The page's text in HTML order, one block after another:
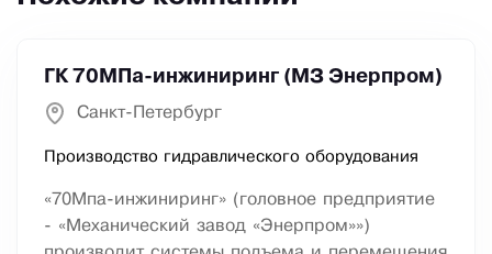
ГК 70МПа-инжиниринг (МЗ Энерпром)
Санкт-Петербург
Производство гидравлического оборудования
«70Мпа-инжиниринг» (головное предприятие
- «Механический завод «Энерпром»»)